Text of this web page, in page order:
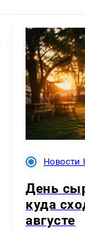
Новости
День
куда
августе